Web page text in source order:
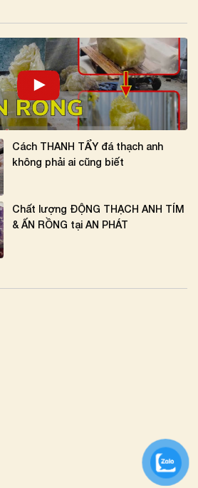
Cách THANH TẨY đá thạch anh
không phải ai cũng biết
Chất lượng ĐỘNG THẠCH ANH TÍM
& ẤN RỒNG tại AN PHÁT